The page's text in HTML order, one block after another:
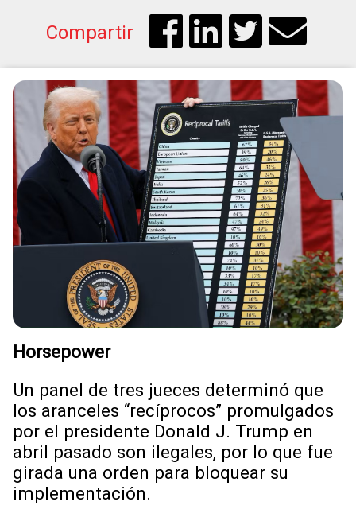
Compartir
Horsepower
Un panel de tres jueces determinó que
los aranceles “recíprocos” promulgados
por el presidente Donald J. Trump en
abril pasado son ilegales, por lo que fue
girada una orden para bloquear su
implementación.